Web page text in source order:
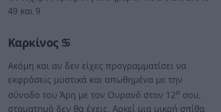
49 και 9
Καρκίνος ♋
Ακόμη και αν δεν είχες προγραμματίσει να
εκφράσεις μυστικά και απωθημένα με την
σύνοδο του Άρη με τον Ουρανό στον 12ο σου,
σταματημό δεν θα έχεις. Αρκεί μια μικρή σπίθα